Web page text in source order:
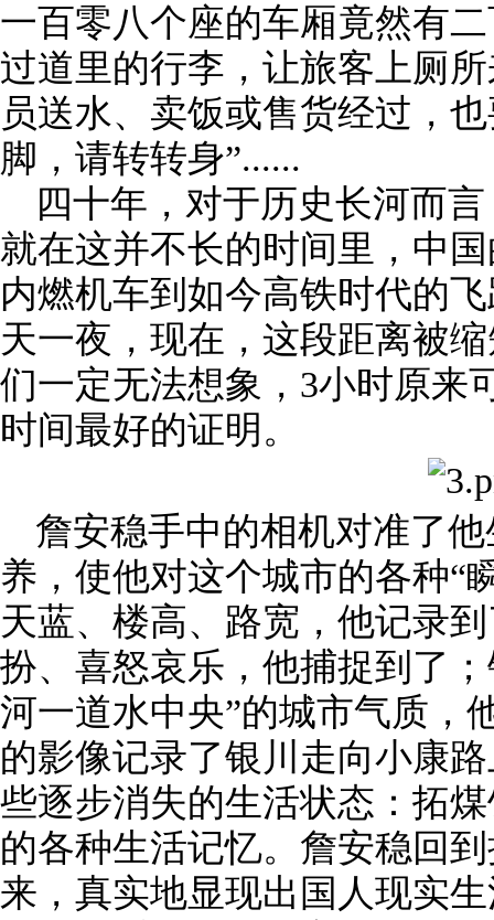
一百零八个座的车厢竟然有
过道里的行李，让旅客上厕
员送水、卖饭或售货经过，
脚，请转转身”......
四十年，对于历史长河而
就在这并不长的时间里，中
内燃机车到如今高铁时代的
天一夜，现在，这段距离被
们一定无法想象，3小时原来
时间最好的证明。
詹安稳手中的相机对准了
养，使他对这个城市的各种“
天蓝、楼高、路宽，他记录
扮、喜怒哀乐，他捕捉到了
河一道水中央”的城市气质，
的影像记录了银川走向小康
些逐步消失的生活状态：拓
的各种生活记忆。詹安稳回
来，真实地显现出国人现实